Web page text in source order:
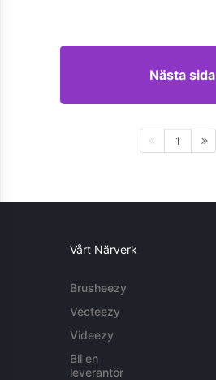
Nästa sida
1
Vårt Närverk
Brusheezy
Vecteezy
Videezy
Bli en
leverantör